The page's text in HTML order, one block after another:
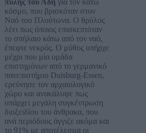
κόσμο, που βρισκόταν στον
Ναό του Πλούτωνα. Ο θρύλος
λέει πως όποιος επισκεπτόταν
το σπήλαιο κάτω από τον ναό,
έπεφτε νεκρός. Ο μύθος υπήρχε
μέχρι που μία ομάδα
επιστημόνων από το γερμανικό
πανεπιστήμιο Duisburg-Essen,
ερεύνησε τον αρχαιολογικό
χώρο και ανακάλυψε πως
υπάρχει μεγάλη συγκέντρωση
διοξειδίου του άνθρακα, που
ανά περιόδους άγγιζε ακόμα και
το 91% με αποτέλεσμα οι